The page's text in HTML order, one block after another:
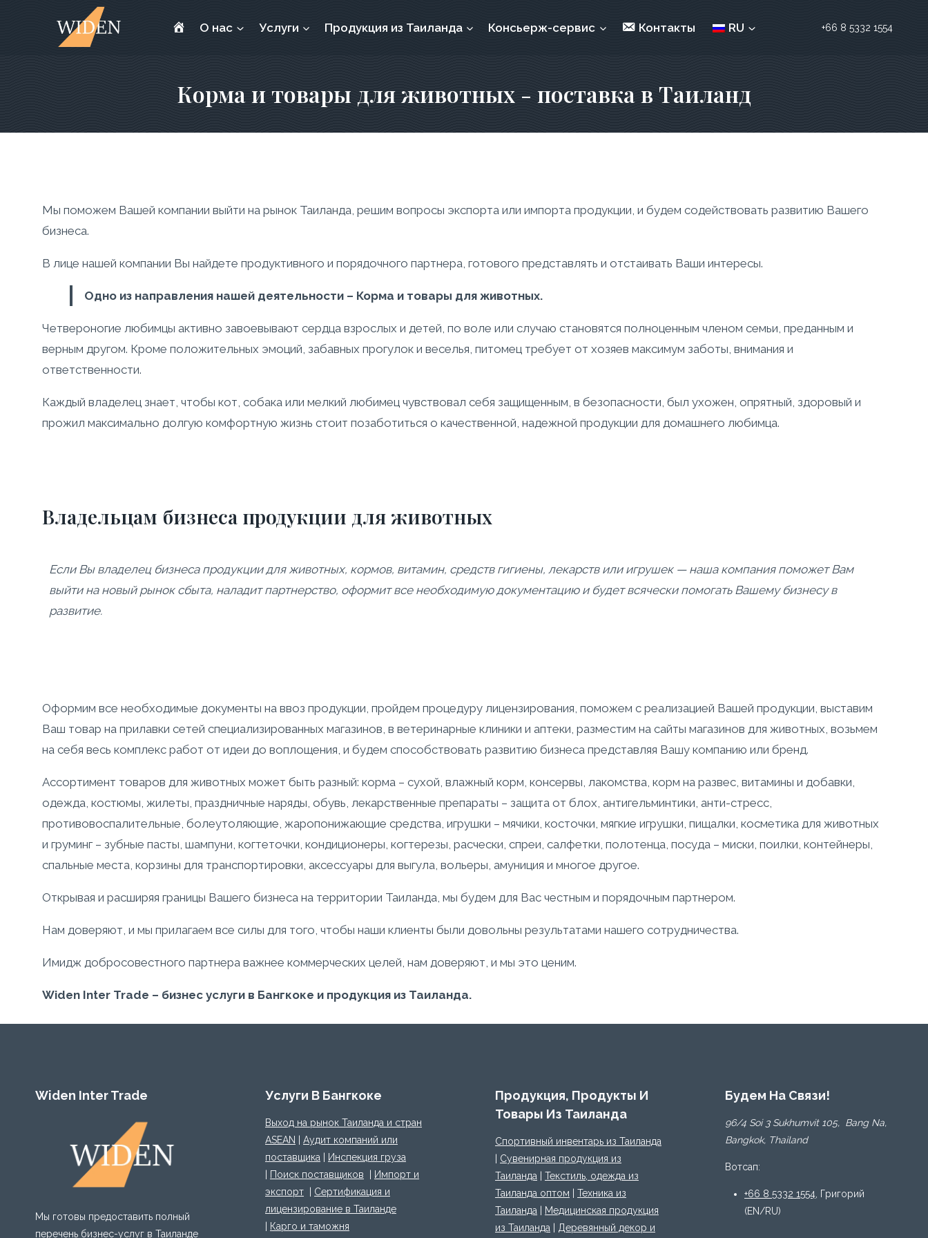
Бизнес
Бангкоке
продукция
О нас Услуги Продукция из Таиланда Консьерж-сервис Контакты RU +66 8 5332 1554
Корма и товары для животных - поставка в Таиланд
Мы поможем Вашей компании выйти на рынок Таиланда, решим вопросы экспорта или импорта продукции, и будем содействовать развитию Вашего
бизнеса.
В лице нашей компании Вы найдете продуктивного и порядочного партнера, готового представлять и отстаивать Ваши интересы.
Одно из направления нашей деятельности – Корма и товары для животных.
Четвероногие любимцы активно завоевывают сердца взрослых и детей, по воле или случаю становятся полноценным членом семьи, преданным и
верным другом. Кроме положительных эмоций, забавных прогулок и веселья, питомец требует от хозяев максимум заботы, внимания и
ответственности.
Каждый владелец знает, чтобы кот, собака или мелкий любимец чувствовал себя защищенным, в безопасности, был ухожен, опрятный, здоровый и
прожил максимально долгую комфортную жизнь стоит позаботиться о качественной, надежной продукции для домашнего любимца.
Владельцам бизнеса продукции для животных
Если Вы владелец бизнеса продукции для животных, кормов, витамин, средств гигиены, лекарств или игрушек — наша компания поможет Вам
выйти на новый рынок сбыта, наладит партнерство, оформит все необходимую документацию и будет всячески помогать Вашему бизнесу в
развитие.
Оформим все необходимые документы на ввоз продукции, пройдем процедуру лицензирования, поможем с реализацией Вашей продукции, выставим
Ваш товар на прилавки сетей специализированных магазинов, в ветеринарные клиники и аптеки, разместим на сайты магазинов для животных, возьмем
на себя весь комплекс работ от идеи до воплощения, и будем способствовать развитию бизнеса представляя Вашу компанию или бренд.
Ассортимент товаров для животных может быть разный: корма – сухой, влажный корм, консервы, лакомства, корм на развес, витамины и добавки,
одежда, костюмы, жилеты, праздничные наряды, обувь, лекарственные препараты – защита от блох, антигельминтики, анти-стресс,
противовоспалительные, болеутоляющие, жаропонижающие средства, игрушки – мячики, косточки, мягкие игрушки, пищалки, косметика для животных
и груминг – зубные пасты, шампуни, когтеточки, кондиционеры, когтерезы, расчески, спреи, салфетки, полотенца, посуда – миски, поилки, контейнеры,
спальные места, корзины для транспортировки, аксессуары для выгула, вольеры, амуниция и многое другое.
Открывая и расширяя границы Вашего бизнеса на территории Таиланда, мы будем для Вас честным и порядочным партнером.
Нам доверяют, и мы прилагаем все силы для того, чтобы наши клиенты были довольны результатами нашего сотрудничества.
Имидж добросовестного партнера важнее коммерческих целей, нам доверяют, и мы это ценим.
Widen Inter Trade – бизнес услуги в Бангкоке и продукция из Таиланда.
Widen Inter Trade
Мы готовы предоставить полный
перечень бизнес-услуг в Таиланде
Услуги В Бангкоке
Выход на рынок Таиланда и стран
ASEAN
Аудит компаний или
поставщика
Инспекция груза
Поиск поставщиков
Импорт и
экспорт
Сертификация и
лицензирование в Таиланде
Карго и таможня
Продукция, Продукты И
Товары Из Таиланда
Спортивный инвентарь из Таиланда
Сувенирная продукция из
Таиланда
Текстиль, одежда из
Таиланда оптом
Техника из
Таиланда
Медицинская продукция
из Таиланда
Деревянный декор и
Будем На Связи!
96/4 Soi 3 Sukhumvit 105, Bang Na,
Bangkok, Thailand
Вотсап:
+66 8 5332 1554 , Григорий
(EN/RU)